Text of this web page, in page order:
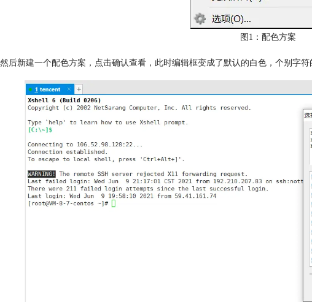
图1：配色方案
然后新建一个配色方案，点击确认查看，此时编辑框变成了默认的白色，个别字符